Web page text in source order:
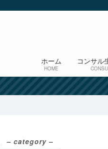
ホーム
HOME
コンサル
– category –